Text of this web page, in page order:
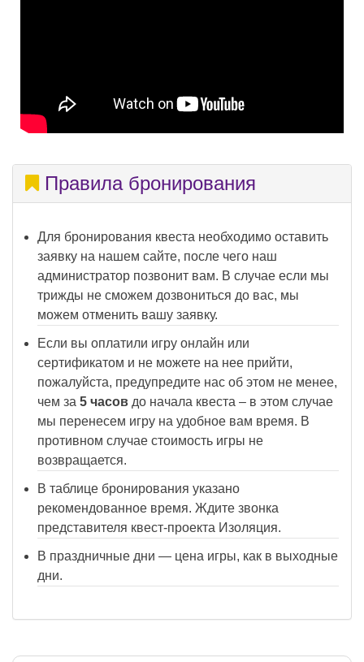
Правила бронирования
Для бронирования квеста необходимо оставить
заявку на нашем сайте, после чего наш
администратор позвонит вам. В случае если мы
трижды не сможем дозвониться до вас, мы
можем отменить вашу заявку.
Если вы оплатили игру онлайн или
сертификатом и не можете на нее прийти,
пожалуйста, предупредите нас об этом не менее,
чем за 5 часов до начала квеста – в этом случае
мы перенесем игру на удобное вам время. В
противном случае стоимость игры не
возвращается.
В таблице бронирования указано
рекомендованное время. Ждите звонка
представителя квест-проекта Изоляция.
В праздничные дни — цена игры, как в выходные
дни.